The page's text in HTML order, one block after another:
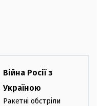
Війна Росії з
Україною
Ракетні обстріли